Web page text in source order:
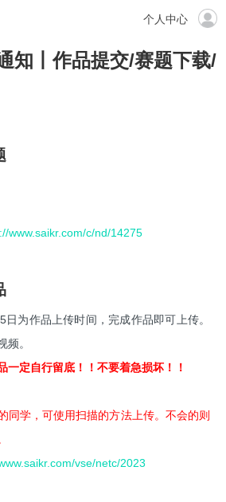
个人中心
知丨作品提交/赛题下载/
www.saikr.com/c/nd/14275
为作品上传时间，完成作品即可上传。
频。
一定自行留底！！不要着急损坏！！
同学，可使用扫描的方法上传。不会的则
vse/netc/2023